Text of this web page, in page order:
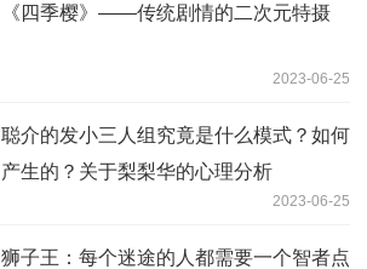
《四季樱》——传统剧情的二次元特摄
2023-06-25
聪介的发小三人组究竟是什么模式？如何
产生的？关于梨梨华的心理分析
2023-06-25
狮子王：每个迷途的人都需要一个智者点